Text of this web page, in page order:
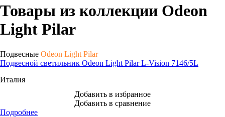
Товары из коллекции Odeon
Light Pilar
Подвесные Odeon Light Pilar
Подвесной светильник Odeon Light Pilar L-Vision 7146/5L
Италия
Добавить в избранное
Добавить в сравнение
Подробнее